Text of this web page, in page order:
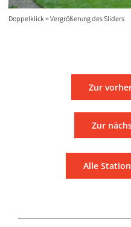
Doppelklick = Vergrößerung des Sliders
Zur
Zur
Alle